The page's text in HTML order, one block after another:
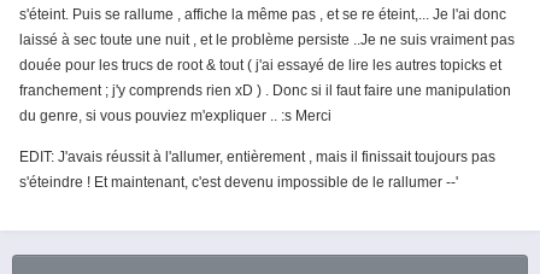
s'éteint. Puis se rallume , affiche la même pas , et se re éteint,... Je l'ai donc
laissé à sec toute une nuit , et le problème persiste ..Je ne suis vraiment pas
douée pour les trucs de root & tout ( j'ai essayé de lire les autres topicks et
franchement ; j'y comprends rien xD ) . Donc si il faut faire une manipulation
du genre, si vous pouviez m'expliquer .. :s Merci
EDIT: J'avais réussit à l'allumer, entièrement , mais il finissait toujours pas
s'éteindre ! Et maintenant, c'est devenu impossible de le rallumer --'